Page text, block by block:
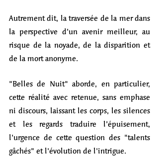
Autrement dit, la traversée de la mer dans
la perspective d’un avenir meilleur, au
risque de la noyade, de la disparition et
de la mort anonyme.
"Belles de Nuit" aborde, en particulier,
cette réalité avec retenue, sans emphase
ni discours, laissant les corps, les silences
et les regards traduire l’épuisement,
l’urgence de cette question des "talents
gâchés" et l'évolution de l'intrigue.